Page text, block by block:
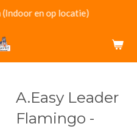
en op locatie)
A.Easy Leader
Flamingo -